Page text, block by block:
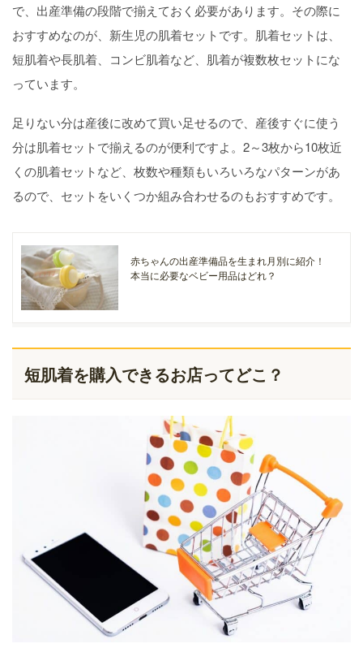
で、出産準備の段階で揃えておく必要があります。その際に
おすすめなのが、新生児の肌着セットです。肌着セットは、
短肌着や長肌着、コンビ肌着など、肌着が複数枚セットにな
っています。
足りない分は産後に改めて買い足せるので、産後すぐに使う
分は肌着セットで揃えるのが便利ですよ。2～3枚から10枚近
くの肌着セットなど、枚数や種類もいろいろなパターンがあ
るので、セットをいくつか組み合わせるのもおすすめです。
赤ちゃんの出産準備品を生まれ月別に紹介！
本当に必要なベビー用品はどれ？
短肌着を購入できるお店ってどこ？